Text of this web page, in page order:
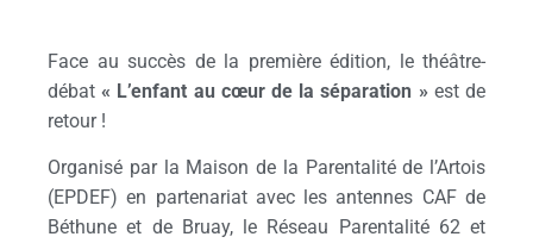
Face au succès de la première édition, le théâtre-
débat« L’enfant au cœur de la séparation »est de
retour !
Organisé par la Maison de la Parentalité de l’Artois
(EPDEF) en partenariat avec les antennes CAF de
Béthune et de Bruay, le Réseau Parentalité 62 et